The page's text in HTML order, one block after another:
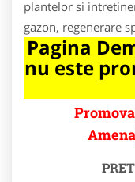
plantelor si
gazon, regenerare
Pagina
nu este